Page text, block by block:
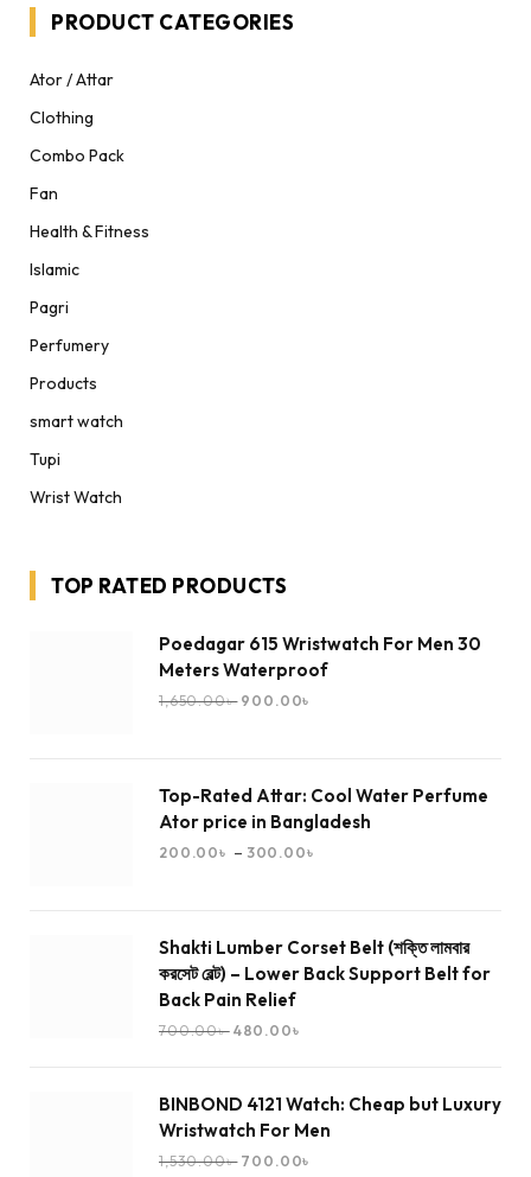
PRODUCT CATEGORIES
Ator / Attar
Clothing
Combo Pack
Fan
Health & Fitness
Islamic
Pagri
Perfumery
Products
smart watch
Tupi
Wrist Watch
TOP RATED PRODUCTS
Poedagar 615 Wristwatch For Men 30
Meters Waterproof
1,650.00৳ 900.00৳
Top-Rated Attar: Cool Water Perfume
Ator price in Bangladesh
200.00৳ – 300.00৳
Shakti Lumber Corset Belt (শক্তি লামবার
করসেট বেল্ট) – Lower Back Support Belt for
Back Pain Relief
700.00৳ 480.00৳
BINBOND 4121 Watch: Cheap but Luxury
Wristwatch For Men
1,530.00৳ 700.00৳